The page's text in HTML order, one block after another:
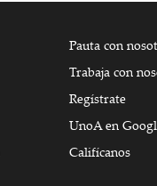
Pauta con
Trabaja con
Regístrate
UnoA en
Califícanos